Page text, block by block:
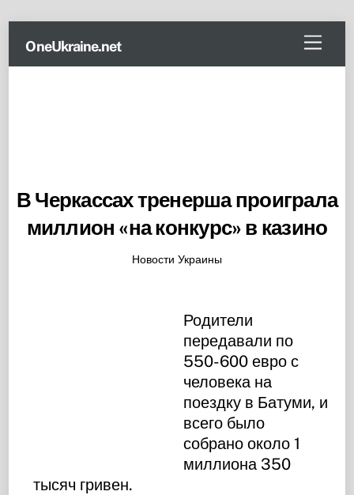
content
Menu
OneUkraine.net
В Черкассах тренерша проиграла
миллион «на конкурс» в казино
Новости Украины
Родители
передавали по
550-600 евро с
человека на
поездку в Батуми, и
всего было
собрано около 1
миллиона 350
тысяч гривен.